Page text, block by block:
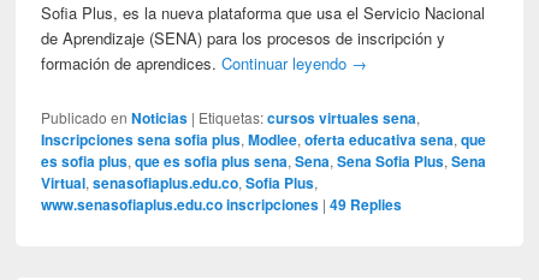
Sofia Plus, es la nueva plataforma que usa el Servicio Nacional
de Aprendizaje (SENA) para los procesos de inscripción y
formación de aprendices.Continuar leyendo →
Publicado en Noticias | Etiquetas: cursos virtuales sena,
Inscripciones sena sofia plus,Modlee,oferta educativa sena,que
es sofia plus,que es sofia plus sena,Sena,Sena Sofia Plus,Sena
Virtual,senasofiaplus.edu.co,Sofia Plus,
www.senasofiaplus.edu.co inscripciones |49 Replies